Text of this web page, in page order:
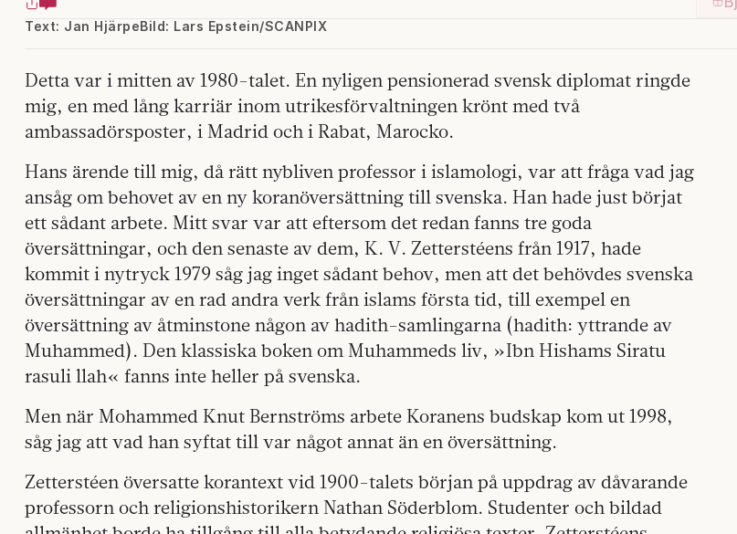
Text: Jan HjärpeBild: Lars Epstein/SCANPIX
Detta var i mitten av 1980-talet. En nyligen pensionerad svensk diplomat ringde
mig, en med lång karriär inom utrikesförvaltningen krönt med två
ambassadörsposter, i Madrid och i Rabat, Marocko.
Hans ärende till mig, då rätt nybliven professor i islamologi, var att fråga vad jag
ansåg om behovet av en ny koranöversättning till svenska. Han hade just börjat
ett sådant arbete. Mitt svar var att eftersom det redan fanns tre goda
översättningar, och den senaste av dem, K. V. Zetterstéens från 1917, hade
kommit i nytryck 1979 såg jag inget sådant behov, men att det behövdes svenska
översättningar av en rad andra verk från islams första tid, till exempel en
översättning av åtminstone någon av hadith-samlingarna (hadith: yttrande av
Muhammed). Den klassiska boken om Muhammeds liv, »Ibn Hishams Siratu
rasuli llah« fanns inte heller på svenska.
Men när Mohammed Knut Bernströms arbete Koranens budskap kom ut 1998,
såg jag att vad han syftat till var något annat än en översättning.
Zetterstéen översatte korantext vid 1900-talets början på uppdrag av dåvarande
professorn och religionshistorikern Nathan Söderblom. Studenter och bildad